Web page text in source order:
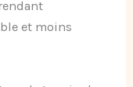
et moins